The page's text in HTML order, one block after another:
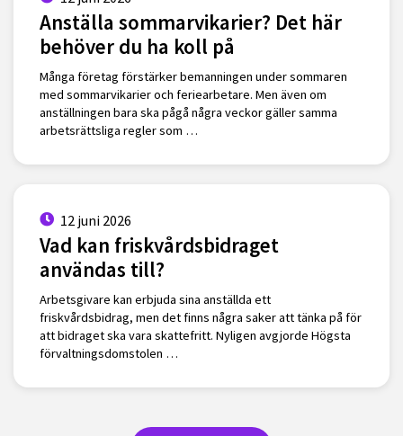
Anställa sommarvikarier? Det här
behöver du ha koll på
Många företag förstärker bemanningen under sommaren
med sommarvikarier och feriearbetare. Men även om
anställningen bara ska pågå några veckor gäller samma
arbetsrättsliga regler som …
12 juni 2026
Vad kan friskvårdsbidraget
användas till?
Arbetsgivare kan erbjuda sina anställda ett
friskvårdsbidrag, men det finns några saker att tänka på för
att bidraget ska vara skattefritt. Nyligen avgjorde Högsta
förvaltningsdomstolen …